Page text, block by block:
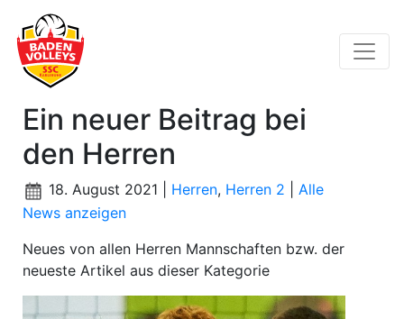
Ein neuer Beitrag bei
den Herren
18. August 2021 | Herren, Herren 2
Alle
News anzeigen
Neues von allen Herren Mannschaften bzw. der
neueste Artikel aus dieser Kategorie